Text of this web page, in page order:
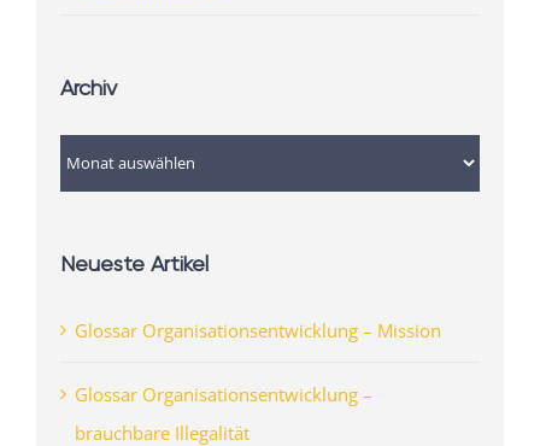
Archiv
Archiv
Neueste Artikel
Glossar Organisationsentwicklung – Mission
Glossar Organisationsentwicklung –
brauchbare Illegalität